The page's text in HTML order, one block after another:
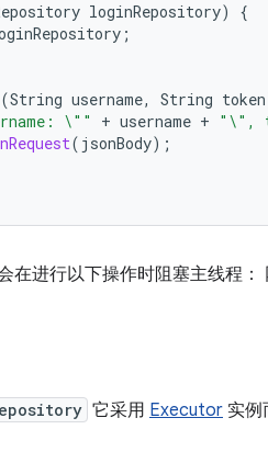
loginRepository)
{
;
(String username, String token
\"" + username + "\",
( jsonBody);
在进行以下操作时阻塞主线程
它采用 Executor 实例